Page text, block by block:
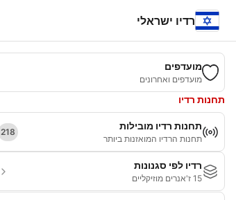
רדיו ישראלי
מועדפים
מועדפים ואחרונים
תחנות רדיו
תחנות רדיו מובילות
תחנות הרדיו המואזנות ביותר
218
רדיו לפי סגנונות
15 ז'אנרים מוזיקליים